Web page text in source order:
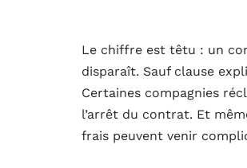
Le chiffre est têtu : un
disparaît. Sauf clause
Certaines compagnies
l’arrêt du contrat. Et
frais peuvent venir